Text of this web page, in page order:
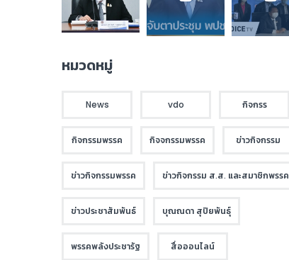
หมวดหมู่
News vdo กิจกรร
กิจกรรมพรรค กิจจกรรมพรรค ข่าวกิจกรรม
ข่าวกิจกรรมพรรค ข่าวกิจกรรม ส.ส. และสมาชิกพรรค
ข่าวประชาสัมพันธ์ บุณณดา สุปิยพันธุ์
พรรคพลังประชารัฐ สื่อออนไลน์